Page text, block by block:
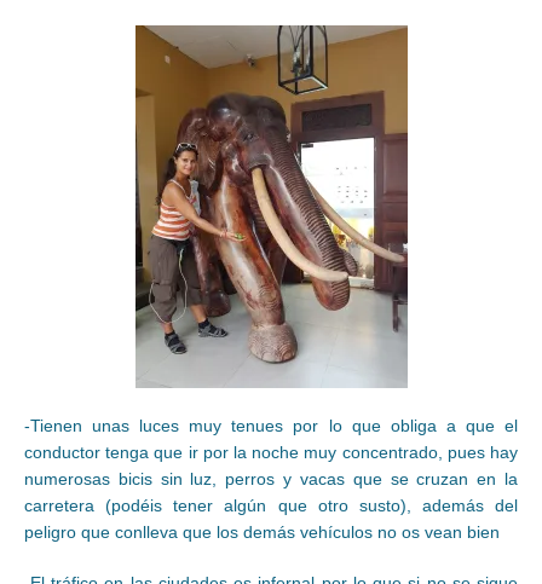
-Tienen unas luces muy tenues por lo que obliga a que el
conductor tenga que ir por la noche muy concentrado, pues hay
numerosas bicis sin luz, perros y vacas que se cruzan en la
carretera (podéis tener algún que otro susto), además del
peligro que conlleva que los demás vehículos no os vean bien